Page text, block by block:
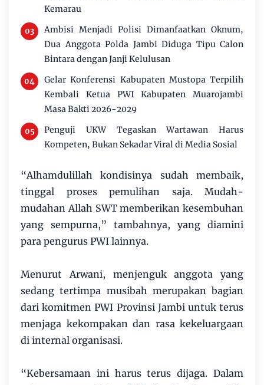
Kemarau
Ambisi Menjadi Polisi Dimanfaatkan Oknum,
Dua Anggota Polda Jambi Diduga Tipu Calon
Bintara dengan Janji Kelulusan
Gelar Konferensi Kabupaten Mustopa Terpilih
Kembali Ketua PWI Kabupaten Muarojambi
Masa Bakti 2026-2029
Penguji UKW Tegaskan Wartawan Harus
Kompeten, Bukan Sekadar Viral di Media Sosial
“Alhamdulillah kondisinya sudah membaik,
tinggal proses pemulihan saja. Mudah-
mudahan Allah SWT memberikan kesembuhan
yang sempurna,” tambahnya, yang diamini
para pengurus PWI lainnya.
Menurut Arwani, menjenguk anggota yang
sedang tertimpa musibah merupakan bagian
dari komitmen PWI Provinsi Jambi untuk terus
menjaga kekompakan dan rasa kekeluargaan
di internal organisasi.
“Kebersamaan ini harus terus dijaga. Dalam